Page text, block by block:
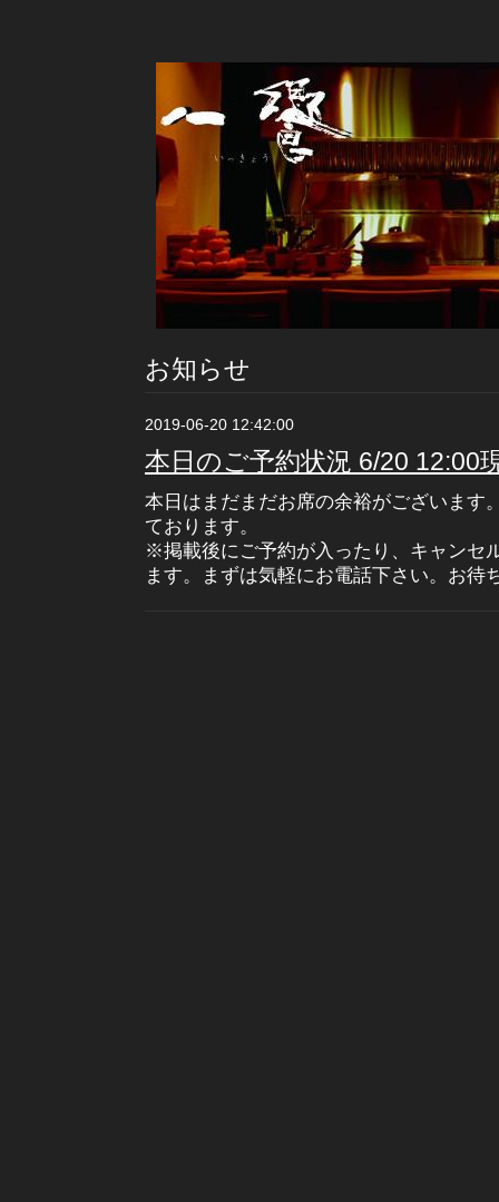
お知らせ
2019-06-20 12:42:00
本日のご予約状況 6/20 12:00
本日はまだまだお席の余裕がございます
ております。
※掲載後にご予約が入ったり、キャンセ
ます。まずは気軽にお電話下さい。お待